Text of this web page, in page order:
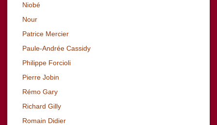
Niobé
Nour
Patrice Mercier
Paule-Andrée Cassidy
Philippe Forcioli
Pierre Jobin
Rémo Gary
Richard Gilly
Romain Didier